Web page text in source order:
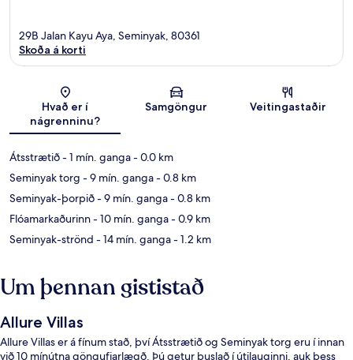
Kort
29B Jalan Kayu Aya, Seminyak, 80361
Skoða á korti
Hvað er í
nágrenninu?
Samgöngur Veitingastaðir
Átsstrætið- 1 mín. ganga- 0.0 km
Seminyak torg - 9 mín. ganga- 0.8 km
Seminyak-þorpið- 9 mín. ganga- 0.8 km
Flóamarkaðurinn- 10 mín. ganga- 0.9 km
Seminyak-strönd - 14 mín. ganga- 1.2 km
Um þennan gististað
Allure Villas
Allure Villas er á fínum stað, því Átsstrætið og Seminyak torg eru í innan
við 10 mínútna göngufjarlægð. Þú getur buslað í útilauginni, auk þess